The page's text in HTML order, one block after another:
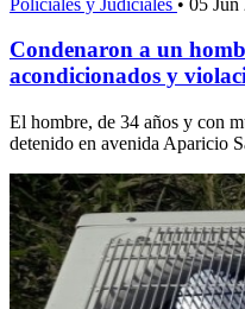
Condenaron a un
acondicionados y
El hombre, de 34 años y con
detenido en avenida Aparicio